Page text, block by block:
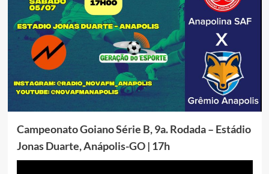
Campeonato Goiano Série B, 9a. Rodada – Estádio
Jonas Duarte, Anápolis-GO | 17h